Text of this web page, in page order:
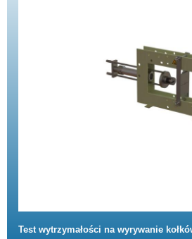
Test wytrzymałości na wyrywanie